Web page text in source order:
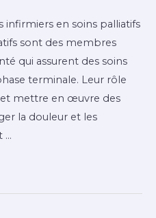
infirmiers en soins palliatifs
sont des membres
qui assurent des soins
terminale. Leur rôle
et mettre en œuvre des
la douleur et les
…